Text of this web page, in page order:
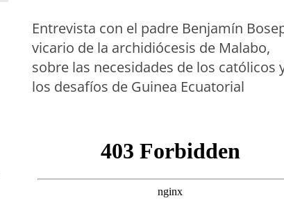
Entrevista con el padre Benjamín
vicario de la archidiócesis de Malabo,
sobre las necesidades de los católicos
los desafíos de Guinea Ecuatorial